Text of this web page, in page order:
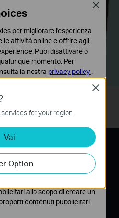
powerline in una presa a
for your region.
Vai
Option
Close
per migliorare l'esperienza
le attività online e offrire agli
Puoi disattivare o
momento. Per
la nostra privacy policy .
per il corretto
possono essere disattivati
di analizzare le tue
di migliorarne le
allo scopo di creare un
contenuti pubblicitari
Close